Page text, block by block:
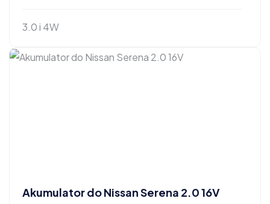
3.0 i 4W
Akumulator do Nissan Serena 2.0 16V